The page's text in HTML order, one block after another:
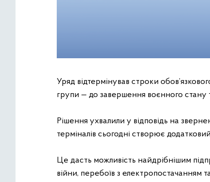
Уряд відтермінував строки
групи — до завершення воєнного стану
Рішення ухвалили у відповідь на
терміналів сьогодні створює
Це дасть можливість найдрібнішим
війни, перебоїв з електропостачанням